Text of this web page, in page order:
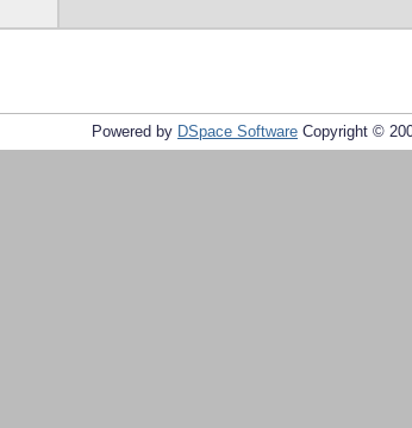
Powered by DSpace Software Copyright ©